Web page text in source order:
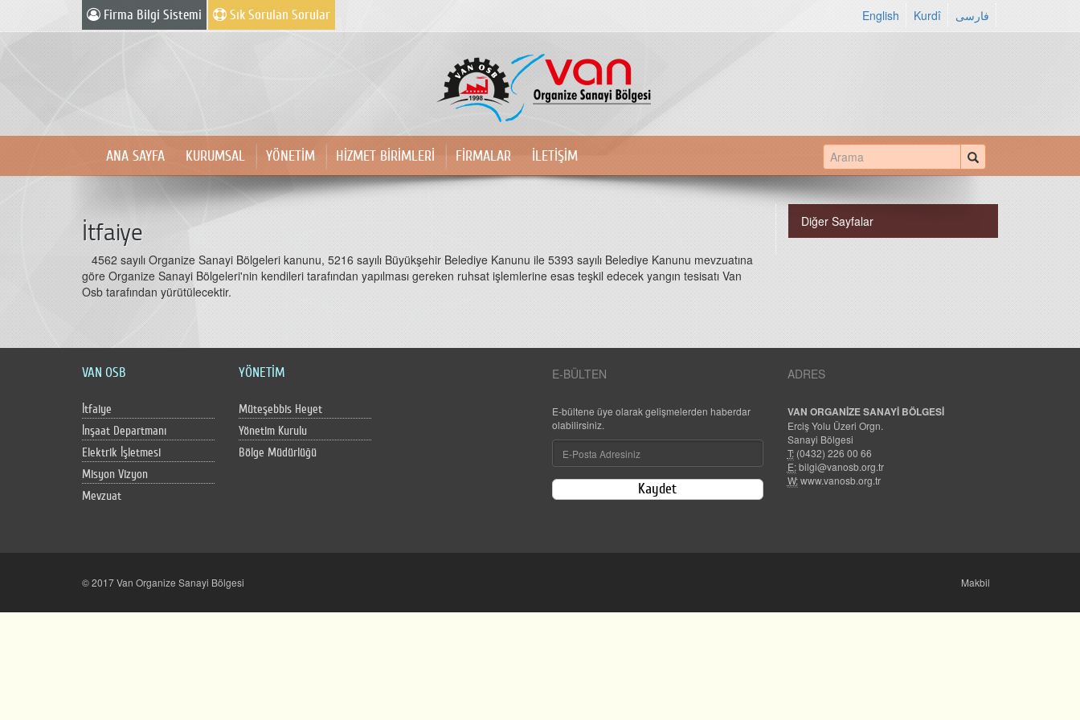
Firma Bilgi Sistemi Sık Sorulan Sorular English Kurdî فارسی
ANA SAYFA KURUMSAL YÖNETİM HİZMET BİRİMLERİ FİRMALAR İLETİŞİM
İtfaiye
4562 sayılı Organize Sanayi Bölgeleri kanunu, 5216 sayılı Büyükşehir Belediye Kanunu ile 5393 sayılı Belediye Kanunu mevzuatına
göre Organize Sanayi Bölgeleri'nin kendileri tarafından yapılması gereken ruhsat işlemlerine esas teşkil edecek yangın tesisatı Van
Osb tarafından yürütülecektir.
Diğer Sayfalar
VAN OSB
İtfaiye
İnşaat Departmanı
Elektrik İşletmesi
Misyon Vizyon
Mevzuat
YÖNETİM
Müteşebbis Heyet
Yönetim Kurulu
Bölge Müdürlüğü
E-BÜLTEN
E-bültene üye olarak gelişmelerden haberdar
olabilirsiniz.
Kaydet
ADRES
VAN ORGANİZE SANAYİ BÖLGESİ
Erciş Yolu Üzeri Orgn.
Sanayi Bölgesi
T: (0432) 226 00 66
E: bilgi@vanosb.org.tr
W: www.vanosb.org.tr
© 2017 Van Organize Sanayi Bölgesi Makbil